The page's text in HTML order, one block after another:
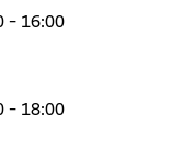
- 16:00
- 18:00